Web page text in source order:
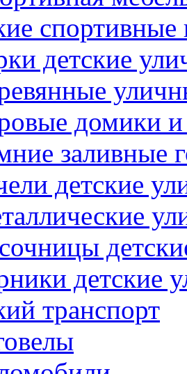
детские
домики и
заливные
детские
детские
транспорт